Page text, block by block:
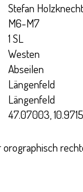
Stefan
M6-M7
1 SL
Westen
Abseilen
Längenfeld
Längenfeld
47.07003,